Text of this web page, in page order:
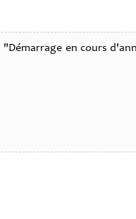
en cours